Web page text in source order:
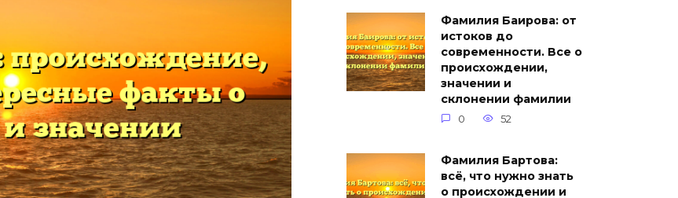
Фамилия Баирова: от
истоков до
современности. Все о
происхождении,
значении и
склонении фамилии
0 52
Фамилия Бартова:
всё, что нужно знать
о происхождении и